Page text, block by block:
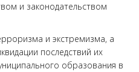
и законодательством
и экстремизма, а
последствий их
образования в